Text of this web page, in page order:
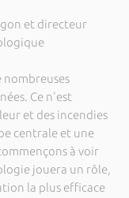
et directeur
Ce n'est
et des incendies
centrale et une
à voir
jouera un rôle,
la plus efficace